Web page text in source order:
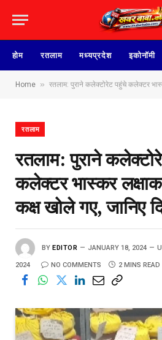
होम रतलाम मध्यप्रदेश इकोनॉमी
Home » रतलाम: पुराने कलेक्टोरेट पहुंचे कलेक्टर भास्कर लक्षाकार,
रतलाम
रतलाम: पुराने
कलेक्टर भास्कर
कक्ष खोले गए, जानिए
BY EDITOR JANUARY 18, 2024
2024 NO COMMENTS 2 MINS READ